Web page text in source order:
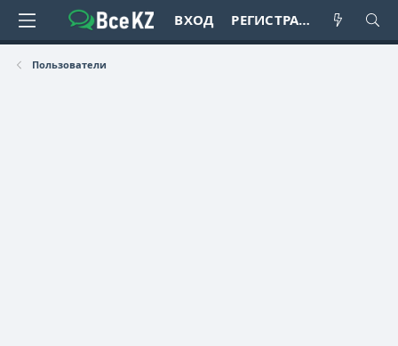
ВХОД РЕГИСТРАЦИЯ
Пользователи